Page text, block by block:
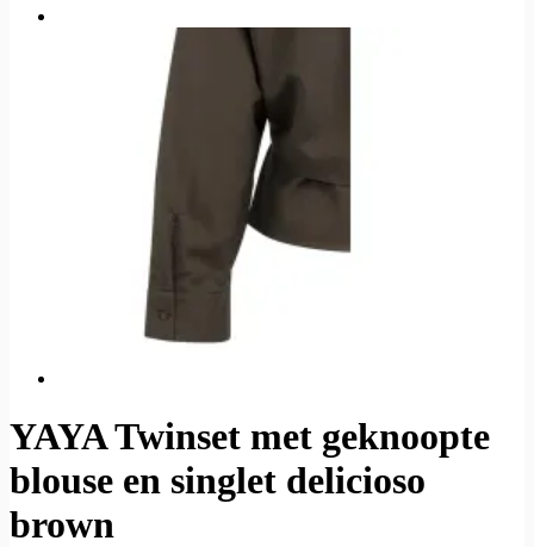
YAYA Twinset met geknoopte
blouse en singlet delicioso
brown